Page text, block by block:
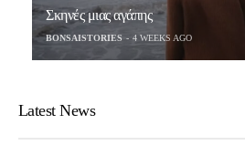
Σκηνές μιας αγάπης
BONSAISTORIES 4 WEEKS AGO
Latest News